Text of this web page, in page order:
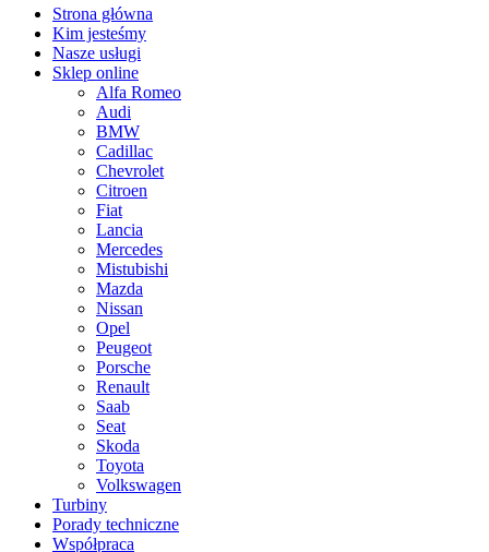
Strona główna
Kim jesteśmy
Nasze usługi
Sklep online
Alfa Romeo
Audi
BMW
Cadillac
Chevrolet
Citroen
Fiat
Lancia
Mercedes
Mistubishi
Mazda
Nissan
Opel
Peugeot
Porsche
Renault
Saab
Seat
Skoda
Toyota
Volkswagen
Turbiny
Porady techniczne
Współpraca